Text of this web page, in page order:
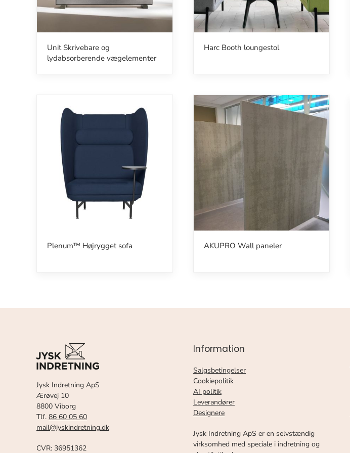
Unit Skrivebare og
lydabsorberende vægelementer
Harc Booth loungestol
Plenum™ Højrygget sofa AKUPRO Wall paneler
Jysk Indretning ApS
Ærøvej 10
8800 Viborg
Tlf. 86 60 05 60
mail@jyskindretning.dk
CVR: 36951362
Information
Salgsbetingelser
Cookiepolitik
AI politik
Leverandører
Designere
Jysk Indretning ApS er en selvstændig
virksomhed med speciale i indretning og